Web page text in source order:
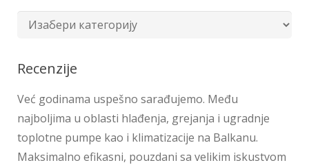
Recenzije
Već godinama uspešno sarađujemo. Među
najboljima u oblasti hlađenja, grejanja i ugradnje
toplotne pumpe kao i klimatizacije na Balkanu.
Maksimalno efikasni, pouzdani sa velikim iskustvom